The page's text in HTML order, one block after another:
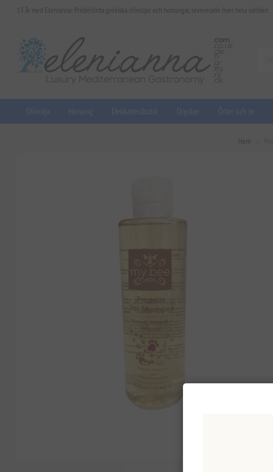
13 år med Elenianna: Prisbelönta grekiska olivoljor och honungar, levererade över hela världen
Olivolja Honung Delikatessbutik Drycker Örter och te
Hem